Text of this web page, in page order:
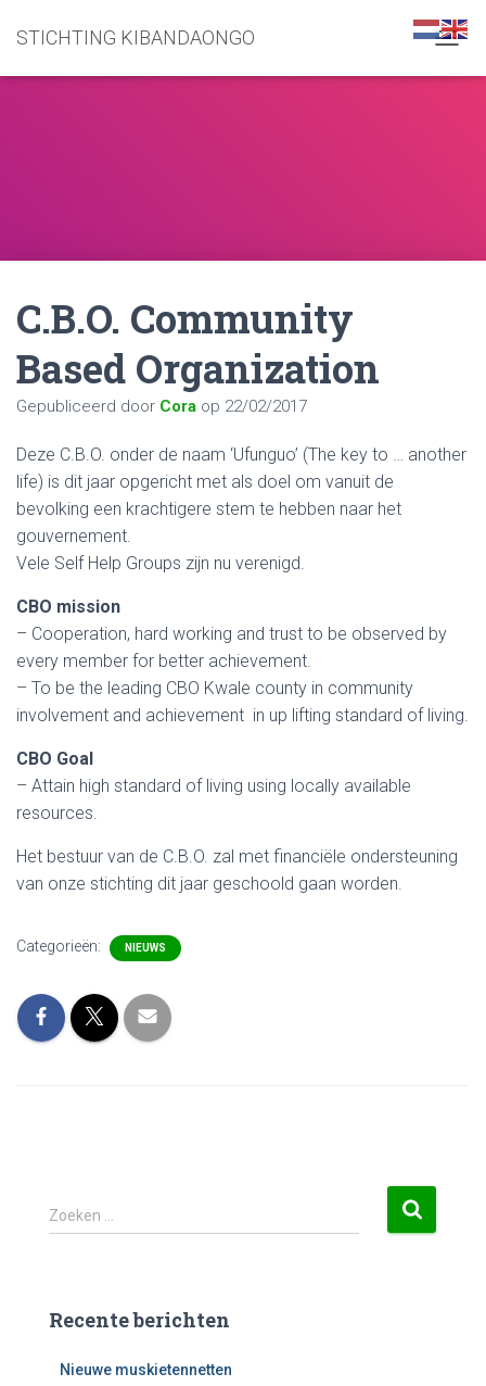
STICHTING KIBANDAONGO
A
I
C.B.O. Community
Based Organization
Gepubliceerd door Cora op 22/02/2017
Deze C.B.O. onder de naam ‘Ufunguo’ (The key to … another
life) is dit jaar opgericht met als doel om vanuit de
bevolking een krachtigere stem te hebben naar het
gouvernement.
Vele Self Help Groups zijn nu verenigd.
CBO mission
– Cooperation, hard working and trust to be observed by
every member for better achievement.
– To be the leading CBO Kwale county in community
involvement and achievement in up lifting standard of living.
CBO Goal
– Attain high standard of living using locally available
resources.
Het bestuur van de C.B.O. zal met financiële ondersteuning
van onze stichting dit jaar geschoold gaan worden.
Categorieën: NIEUWS
Z
o
n
Zoeken …
Recente berichten
Nieuwe muskietennetten